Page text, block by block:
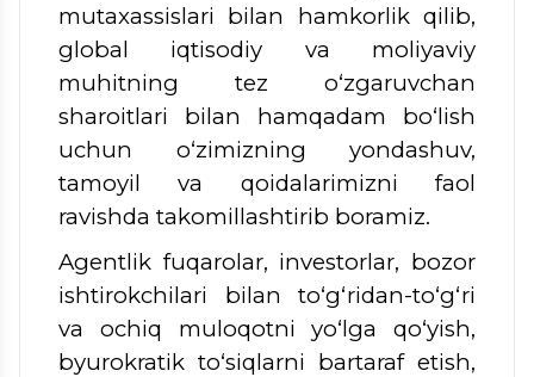
mutaxassislari bilan hamkorlik qilib,
global iqtisodiy va moliyaviy
muhitning tez o‘zgaruvchan
sharoitlari bilan hamqadam bo‘lish
uchun o‘zimizning yondashuv,
tamoyil va qoidalarimizni faol
ravishda takomillashtirib boramiz.
Agentlik fuqarolar, investorlar, bozor
ishtirokchilari bilan to‘g‘ridan-to‘g‘ri
va ochiq muloqotni yo‘lga qo‘yish,
byurokratik to‘siqlarni bartaraf etish,